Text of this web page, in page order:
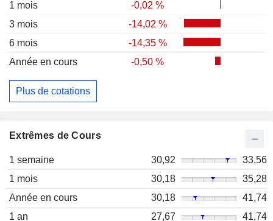
1 mois
-0,02 %
3 mois
-14,02 %
6 mois
-14,35 %
Année en cours
-0,50 %
Plus de cotations
Extrêmes de Cours
1 semaine 30,92
33,56
1 mois
30,18
35,28
Année en cours
30,18
41,74
1 an
27,67
41,74